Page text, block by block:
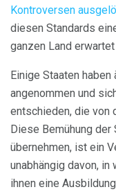
Kontroversen
diesen Standards
ganzen Land
Einige Staaten
angenommen und
entschieden, die von
Diese Bemühung
übernehmen, ist ein
unabhängig davon,
ihnen eine